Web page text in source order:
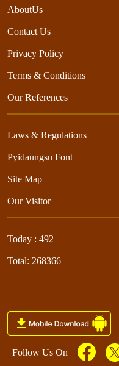
AboutUs
Contact Us
Privacy Policy
Terms & Conditions
Our References
Laws & Regulations
Pyidaungsu Font
Site Map
Our Visitor
Today : 492
Total: 268366
Follow Us On